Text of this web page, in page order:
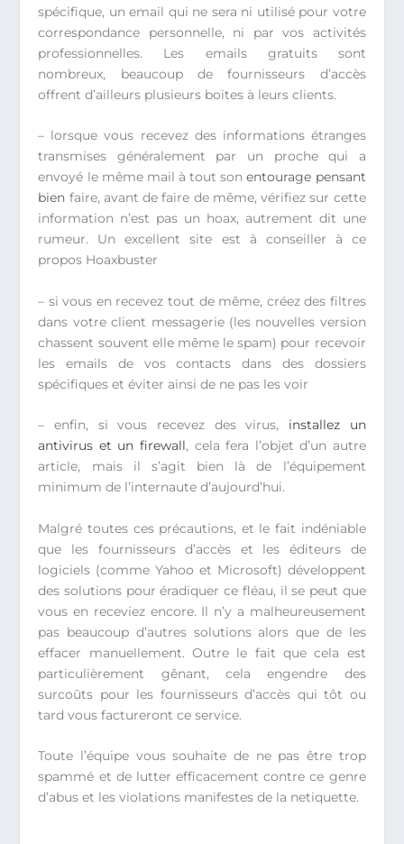
spécifique, un email qui ne sera ni utilisé pour votre
correspondance personnelle, ni par vos activités
professionnelles. Les emails gratuits sont
nombreux, beaucoup de fournisseurs d’accès
offrent d’ailleurs plusieurs boites à leurs clients.
– lorsque vous recevez des informations étranges
transmises généralement par un proche qui a
envoyé le même mail à tout sonentourage pensant
bien faire, avant de faire de même, vérifiez sur cette
information n’est pas un hoax, autrement dit une
rumeur. Un excellent site est à conseiller à ce
propos Hoaxbuster
– si vous en recevez tout de même, créez des filtres
dans votre client messagerie (les nouvelles version
chassent souvent elle même le spam) pour recevoir
les emails de vos contacts dans des dossiers
spécifiques et éviter ainsi de ne pas les voir
– enfin, si vous recevez des virus, installez un
antivirus et un firewall, cela fera l’objet d’un autre
article, mais il s’agit bien là de l’équipement
minimum de l’internaute d’aujourd’hui.
Malgré toutes ces précautions, et le fait indéniable
que les fournisseurs d’accès et les éditeurs de
logiciels (comme Yahoo et Microsoft) développent
des solutions pour éradiquer ce fléau, il se peut que
vous en receviez encore. Il n’y a malheureusement
pas beaucoup d’autres solutions alors que de les
effacer manuellement. Outre le fait que cela est
particulièrement gênant, cela engendre des
surcoûts pour les fournisseurs d’accès qui tôt ou
tard vous factureront ce service.
Toute l’équipe vous souhaite de ne pas être trop
spammé et de lutter efficacement contre ce genre
d’abus et les violations manifestes de la netiquette.